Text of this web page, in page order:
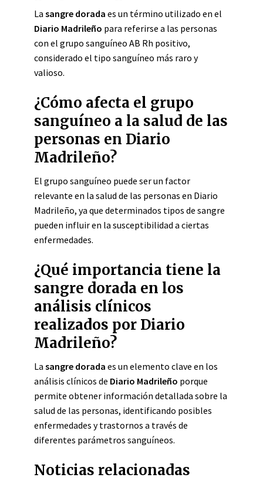
La sangre dorada es un término utilizado en el
Diario Madrileño para referirse a las personas
con el grupo sanguíneo AB Rh positivo,
considerado el tipo sanguíneo más raro y
valioso.
¿Cómo afecta el grupo
sanguíneo a la salud de las
personas en Diario
Madrileño?
El grupo sanguíneo puede ser un factor
relevante en la salud de las personas en Diario
Madrileño, ya que determinados tipos de sangre
pueden influir en la susceptibilidad a ciertas
enfermedades.
¿Qué importancia tiene la
sangre dorada en los
análisis clínicos
realizados por Diario
Madrileño?
La sangre dorada es un elemento clave en los
análisis clínicos de Diario Madrileño porque
permite obtener información detallada sobre la
salud de las personas, identificando posibles
enfermedades y trastornos a través de
diferentes parámetros sanguíneos.
Noticias relacionadas